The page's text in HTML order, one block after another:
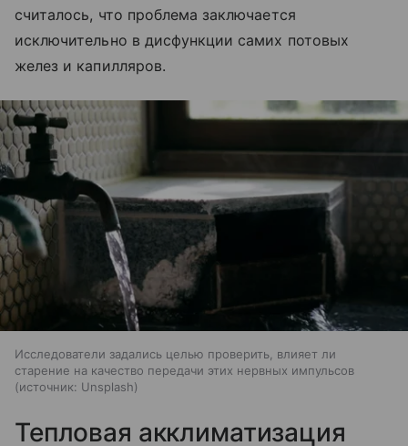
считалось, что проблема заключается
исключительно в дисфункции самих потовых
желез и капилляров.
Исследователи задались целью проверить, влияет ли
старение на качество передачи этих нервных импульсов
источник: Unsplash
Тепловая акклиматизация